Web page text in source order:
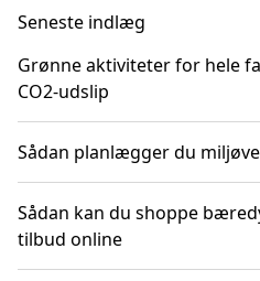
Seneste indlæg
Grønne aktiviteter for hele
CO2-udslip
Sådan planlægger du
Sådan kan du shoppe
tilbud online